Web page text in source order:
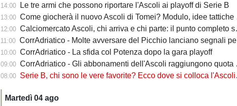
14:00 Le tre armi che possono riportare l'Ascoli ai playoff di Serie B
13:00 Come giocherà il nuovo Ascoli di Tomei? Modulo, idee tattiche e protagonisti della stagione
12:00 Calciomercato Ascoli, chi arriva e chi parte: il punto completo sul mercato bianconero
11:00 CorrAdriatico - Molte avversare del Picchio lanciano segnali pericolosi
10:00 CorrAdriatico - La sfida col Potenza dopo la gara playoff
09:00 CorrAdriatico - Gli abbonamenti dell'Ascoli raggiungono quota novemila
08:00 Serie B, chi sono le vere favorite? Ecco dove si colloca l'Ascoli nella corsa al campionato
Martedì 04 ago